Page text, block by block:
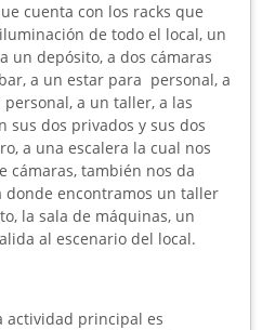
cuenta con los racks que
de todo el local, un
un depósito, a dos cámaras
a un estar para personal, a
a un taller, a las
sus dos privados y sus dos
a una escalera la cual nos
cámaras, también nos da
donde encontramos un taller
la sala de máquinas, un
al escenario del local.
actividad principal es